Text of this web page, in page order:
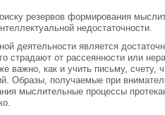
резервов формирования
недостаточности.
деятельности является
от рассеянности или
важно, как и учить письму, счету,
Образы, получаемые при
мыслительные процессы